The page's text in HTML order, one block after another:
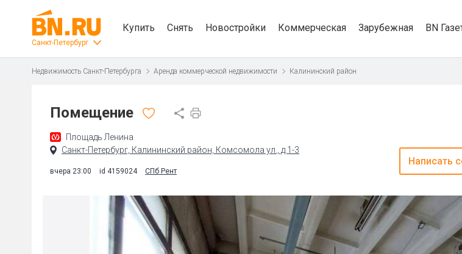
Санкт-Петербург
Купить Снять Новостройки Коммерческая Зарубежная BN
Недвижимость Санкт-Петербурга Аренда коммерческой недвижимости Калининский район
Помещение
Площадь Ленина
Санкт-Петербург, Калининский район, Комсомола ул., д.1-3
вчера 23:00 id 4159024 СПб Рент
Написать